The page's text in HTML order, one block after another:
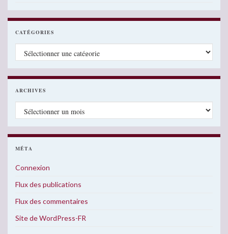
CATÉGORIES
Catégories
ARCHIVES
Archives
MÉTA
Connexion
Flux des publications
Flux des commentaires
Site de WordPress-FR